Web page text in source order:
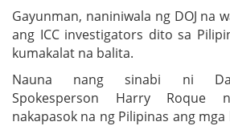
Gayunman, naniniwala ng DOJ na
ang ICC investigators dito sa
kumakalat na balita.
Nauna nang sinabi ni
Spokesperson Harry Roque
nakapasok na ng Pilipinas ang mga